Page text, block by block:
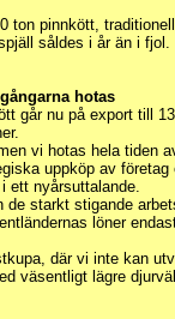
ton pinnkött,
såldes i år än i
hotas
går nu på export till
vi hotas hela tiden
uppköp av
ett nyårsuttalande.
starkt stigande
löner
där vi inte kan
väsentligt lägre